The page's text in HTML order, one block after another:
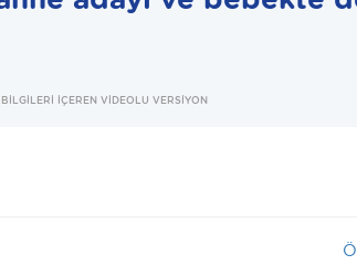
İÇEREN VİDEOLU VERSİYON